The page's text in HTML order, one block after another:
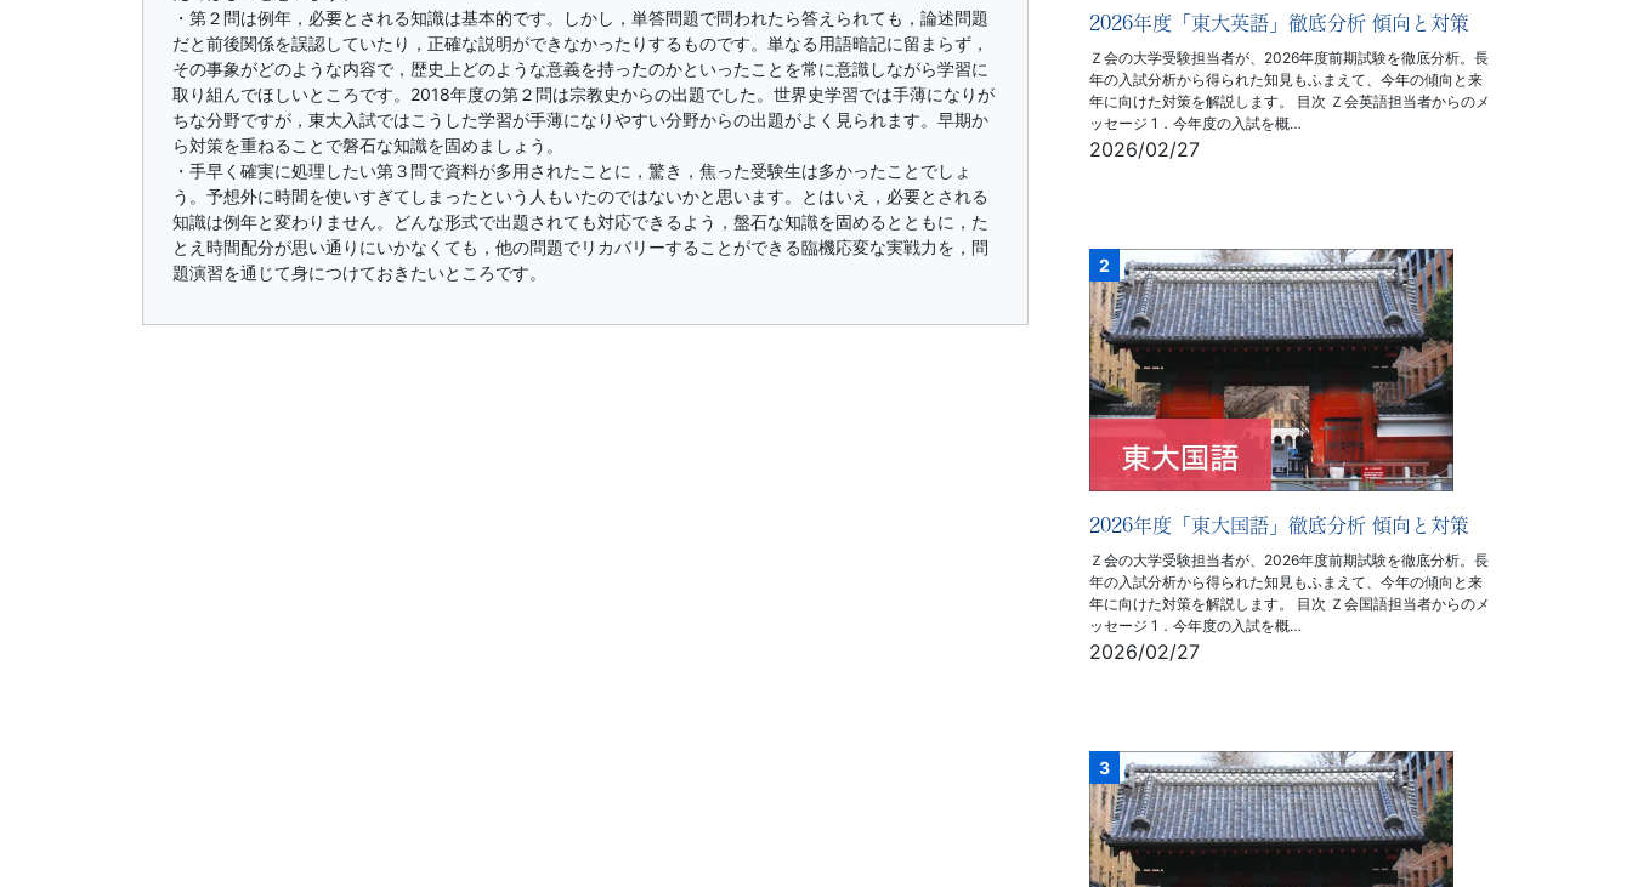
・第２問は例年，必要とされる知識は基本的です。しかし，単答問題で問われたら答えられても，論述問題
だと前後関係を誤認していたり，正確な説明ができなかったりするものです。単なる用語暗記に留まらず，
その事象がどのような内容で，歴史上どのような意義を持ったのかといったことを常に意識しながら学習に
取り組んでほしいところです。2018年度の第２問は宗教史からの出題でした。世界史学習では手薄になりが
ちな分野ですが，東大入試ではこうした学習が手薄になりやすい分野からの出題がよく見られます。早期か
ら対策を重ねることで磐石な知識を固めましょう。
・手早く確実に処理したい第３問で資料が多用されたことに，驚き，焦った受験生は多かったことでしょ
う。予想外に時間を使いすぎてしまったという人もいたのではないかと思います。とはいえ，必要とされる
知識は例年と変わりません。どんな形式で出題されても対応できるよう，盤石な知識を固めるとともに，た
とえ時間配分が思い通りにいかなくても，他の問題でリカバリーすることができる臨機応変な実戦力を，問
題演習を通じて身につけておきたいところです。
2026年度「東大英語」徹底分析 傾向と対策
Ｚ会の大学受験担当者が、2026年度前期試験を徹底分析。長
年の入試分析から得られた知見もふまえて、今年の傾向と来
年に向けた対策を解説します。 目次 Ｚ会英語担当者からのメ
ッセージ 1．今年度の入試を概…
2026/02/27
2026年度「東大国語」徹底分析 傾向と対策
Ｚ会の大学受験担当者が、2026年度前期試験を徹底分析。長
年の入試分析から得られた知見もふまえて、今年の傾向と来
年に向けた対策を解説します。 目次 Ｚ会国語担当者からのメ
ッセージ 1．今年度の入試を概…
2026/02/27